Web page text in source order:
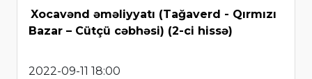
Xocavənd əməliyyatı (Tağaverd - Qırmızı
Bazar – Cütçü cəbhəsi) (2-ci hissə)
2022-09-11 18:00